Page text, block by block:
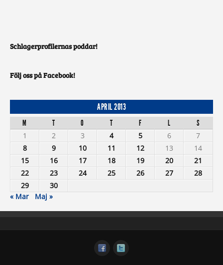
Schlagerprofilernas poddar!
Följ oss på Facebook!
APRIL 2013
M T O T F L
S
1
2 3 4 5 6
7
8
9 10 11 12 13
14
15
16 17 18 19 20
21
22
23 24 25 26 27
28
29
30
« Mar
Maj »